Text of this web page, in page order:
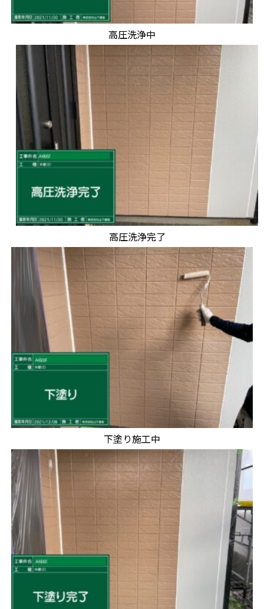
高圧洗浄中
高圧洗浄完了
下塗り施工中